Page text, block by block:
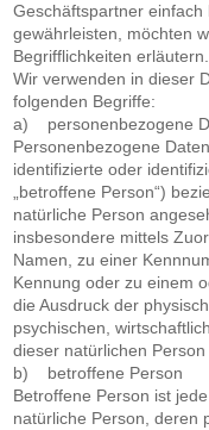
Geschäftspartner
gewährleisten, möchten
Begrifflichkeiten erläutern.
Wir verwenden in dieser
folgenden Begriffe:
a) personenbezogene
Personenbezogene
identifizierte oder
„betroffene Person“)
natürliche Person
insbesondere mittels
Namen, zu einer
Kennung oder zu einem
die Ausdruck der
psychischen,
dieser natürlichen
b) betroffene Person
Betroffene Person ist
natürliche Person, deren